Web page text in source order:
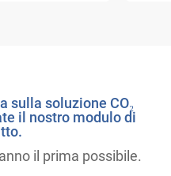
sulla soluzione CO₂
il nostro modulo di
il prima possibile.